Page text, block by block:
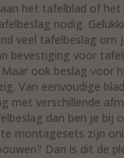
het tafelblad of het
nodig.
veel tafelbeslag om
bevestiging voor
ook beslag voor
Van eenvoudige
met verschillende
dan ben je bij
montagesets zijn
Dan is dit de